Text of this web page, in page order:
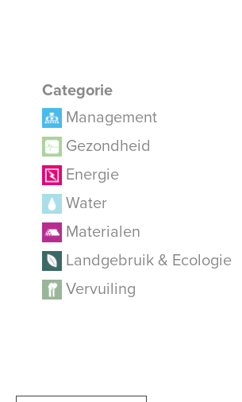
Categorie
Management
Gezondheid
Energie
Water
Materialen
Landgebruik & Ecologie
Vervuiling